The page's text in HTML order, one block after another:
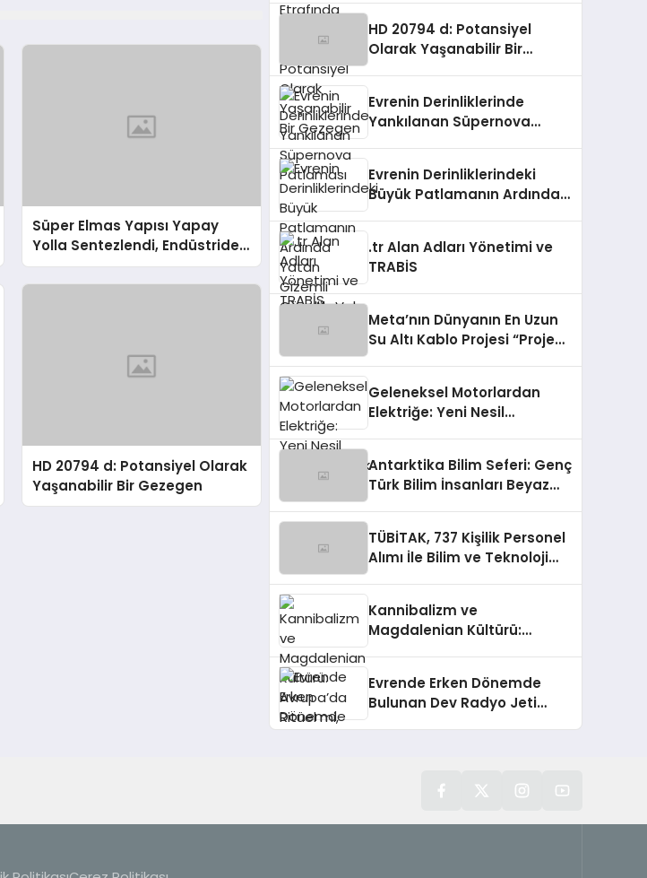
Süper Elmas Yapısı Yapay
Yolla Sentezlendi, Endüstride
Devrim Yaratabilir!
HD 20794 d: Potansiyel Olarak
Yaşanabilir Bir Gezegen
HD 20794 d: Potansiyel
Olarak Yaşanabilir Bir
Evrenin Derinliklerinde
Yankılanan Süpernova
Evrenin Derinliklerindeki
Büyük Patlamanın Ardında
.tr Alan Adları Yönetimi ve
TRABİS
Meta’nın Dünyanın En Uzun
Su Altı Kablo Projesi “Project
Geleneksel Motorlardan
Elektriğe: Yeni Nesil
Antarktika Bilim Seferi: Genç
Türk Bilim İnsanları Beyaz
TÜBİTAK, 737 Kişilik Personel
Alımı İle Bilim ve Teknoloji
Kannibalizm ve
Magdalenian Kültürü:
Evrende Erken Dönemde
Bulunan Dev Radyo Jeti